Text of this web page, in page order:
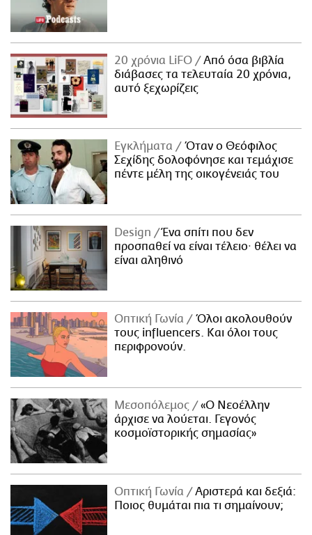
20 χρόνια LiFO
Από όσα βιβλία
διάβασες τα τελευταία 20 χρόνια,
αυτό ξεχωρίζεις
Εγκλήματα
Όταν ο Θεόφιλος
Σεχίδης δολοφόνησε και τεμάχισε
πέντε μέλη της οικογένειάς του
Design
Ένα σπίτι που δεν
προσπαθεί να είναι τέλειο· θέλει να
είναι αληθινό
Οπτική Γωνία
Όλοι ακολουθούν
τους influencers. Και όλοι τους
περιφρονούν.
Μεσοπόλεμος
«Ο Νεοέλλην
άρχισε να λούεται. Γεγονός
κοσμοϊστορικής σημασίας»
Οπτική Γωνία
Αριστερά και δεξιά:
Ποιος θυμάται πια τι σημαίνουν;